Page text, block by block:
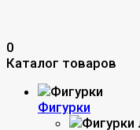
0
Каталог товаров
Фигурки